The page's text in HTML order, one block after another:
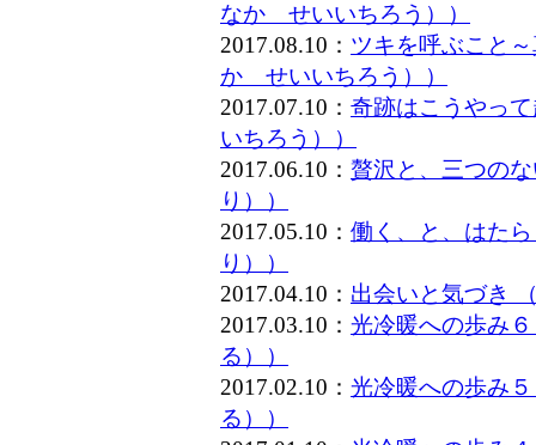
なか せいいちろう））
2017.08.10： ツキを呼ぶこと
か せいいちろう））
2017.07.10： 奇跡はこうやっ
いちろう））
2017.06.10： 贅沢と、三つの
り））
2017.05.10： 働く、と、はた
り））
2017.04.10： 出会いと気づき
2017.03.10： 光冷暖への歩み
る））
2017.02.10： 光冷暖への歩み
る））